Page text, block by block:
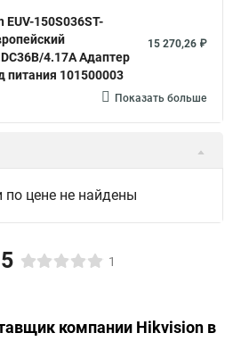
EUV-150S036ST-
4.17A Адаптер
питания 101500003
15 270,26 ₽
Показать больше
по цене не найдены
5 1
компании Hikvision в